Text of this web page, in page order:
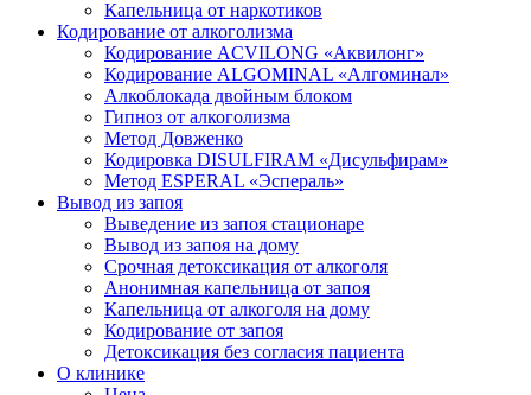
Капельница от наркотиков
Кодирование от алкоголизма
Кодирование ACVILONG «Аквилонг»
Кодирование ALGOMINAL «Алгоминал»
Алкоблокада двойным блоком
Гипноз от алкоголизма
Метод Довженко
Кодировка DISULFIRAM «Дисульфирам»
Метод ESPERAL «Эспераль»
Вывод из запоя
Выведение из запоя стационаре
Вывод из запоя на дому
Срочная детоксикация от алкоголя
Анонимная капельница от запоя
Капельница от алкоголя на дому
Кодирование от запоя
Детоксикация без согласия пациента
О клинике